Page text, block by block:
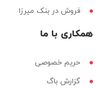
فروش در بنک میرزا
همکاری با ما
حریم خصوصی
گزارش باگ